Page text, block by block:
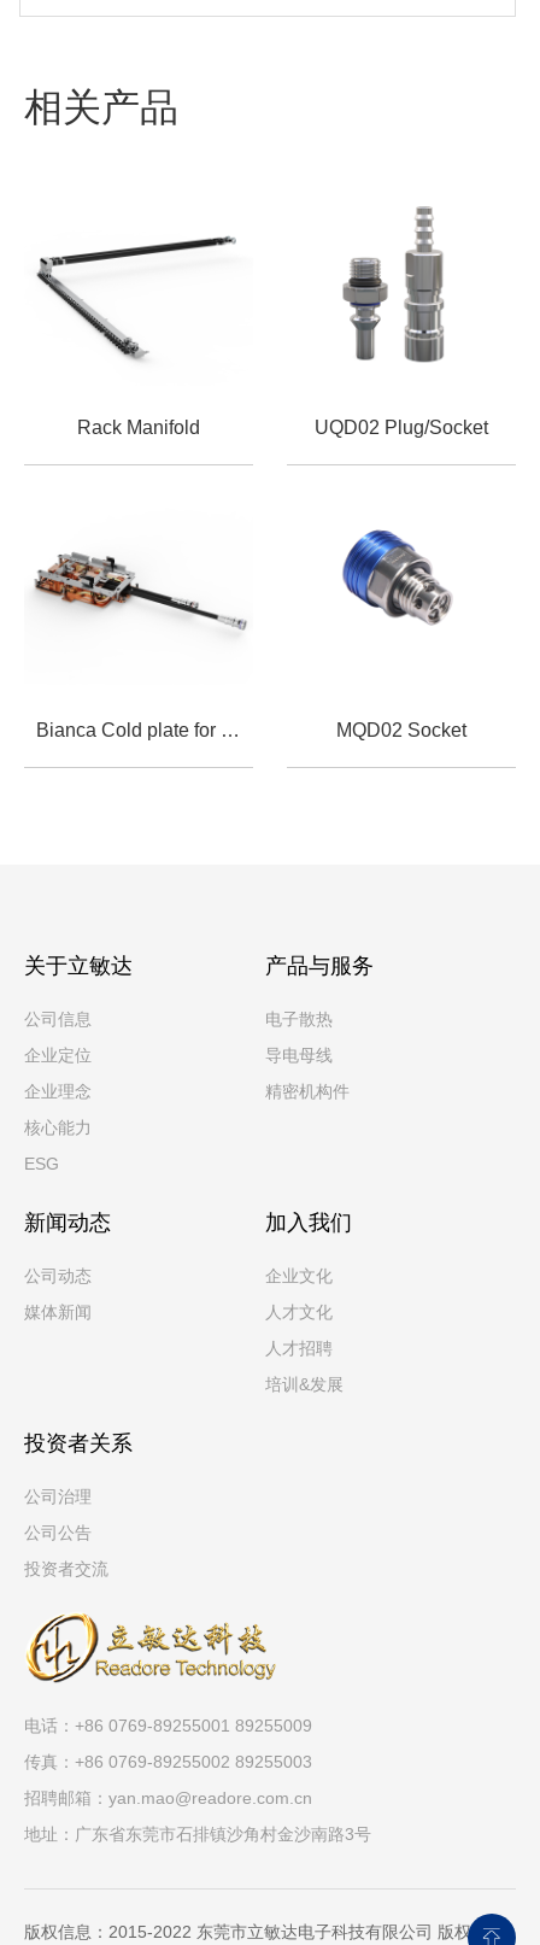
相关产品
Rack Manifold UQD02 Plug/Socket
Bianca Cold plate for GB300 MQD02 Socket
关于立敏达
公司信息
企业定位
企业理念
核心能力
ESG
产品与服务
电子散热
导电母线
精密机构件
新闻动态
公司动态
媒体新闻
加入我们
企业文化
人才文化
人才招聘
培训&发展
投资者关系
公司治理
公司公告
投资者交流
电话：+86 0769-89255001 89255009
传真：+86 0769-89255002 89255003
招聘邮箱： yan.mao@readore.com.cn
地址：广东省东莞市石排镇沙角村金沙南路3号
版权信息：2015-2022 东莞市立敏达电子科技有限公司 版权所有